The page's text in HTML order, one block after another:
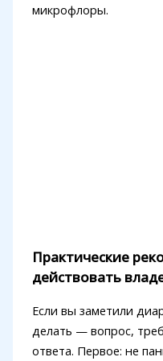
микрофлоры.
Практические
действовать
Если вы заметили
делать — вопрос,
ответа. Первое: не